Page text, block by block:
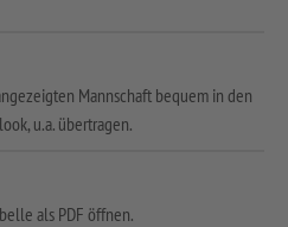
Mannschaft bequem in den
u.a. übertragen.
als PDF öffnen.